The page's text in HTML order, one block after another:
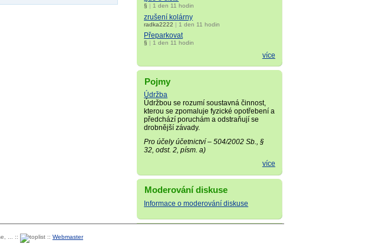
§ 1 den 11 hodin
zrušení kolárny
radka2222 | 1 den 11 hodin
Přeparkovat
§ | 1 den 11 hodin
více
Pojmy
Údržba
Údržbou se rozumí soustavná činnost,
kterou se zpomaluje fyzické opotřebení a
předchází poruchám a odstraňují se
drobnější závady.
Pro účely účetnictví – 504/2002 Sb., §
32, odst. 2, písm. a)
více
Moderování diskuse
Informace o moderování diskuse
... :: :: Webmaster